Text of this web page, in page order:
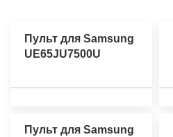
Пульт для Samsung
UE65JU7500U
Пульт для Samsung